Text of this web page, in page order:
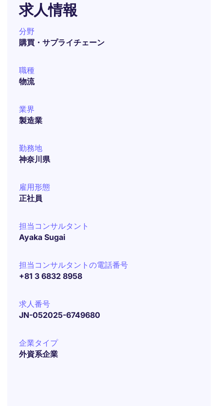
求人情報
分野
購買・サプライチェーン
職種
物流
業界
製造業
勤務地
神奈川県
雇用形態
正社員
担当コンサルタント
Ayaka Sugai
担当コンサルタントの電話番号
+81 3 6832 8958
求人番号
JN-052025-6749680
企業タイプ
外資系企業